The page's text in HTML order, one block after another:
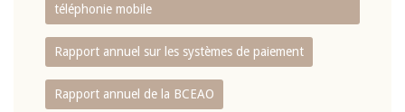
téléphonie mobile
Rapport annuel sur les systèmes de paiement
Rapport annuel de la BCEAO